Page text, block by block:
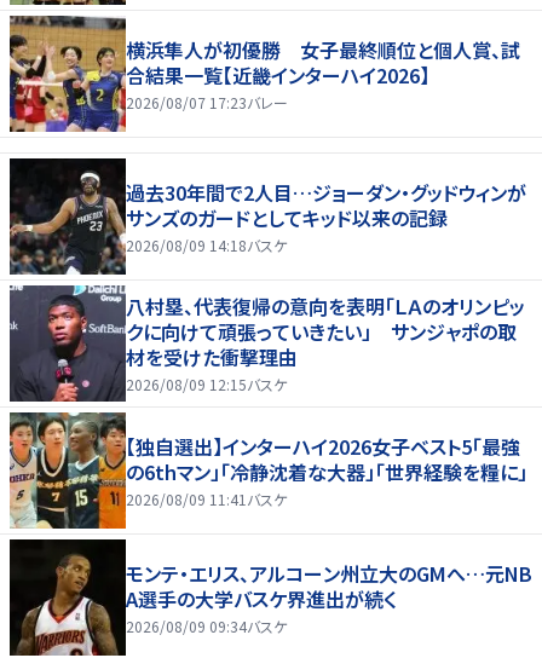
横浜隼人が初優勝 女子最終順位と個人賞、試
合結果一覧【近畿インターハイ2026】
2026/08/07 17:23バレー
過去30年間で2人目…ジョーダン・グッドウィンが
サンズのガードとしてキッド以来の記録
2026/08/09 14:18バスケ
八村塁、代表復帰の意向を表明「ＬＡのオリンピッ
クに向けて頑張っていきたい」 サンジャポの取
材を受けた衝撃理由
2026/08/09 12:15バスケ
【独自選出】インターハイ2026女子ベスト5「最強
の6thマン」「冷静沈着な大器」「世界経験を糧に」
2026/08/09 11:41 バスケ
モンテ・エリス、アルコーン州立大のGMへ…元NB
A選手の大学バスケ界進出が続く
2026/08/09 09:34バスケ